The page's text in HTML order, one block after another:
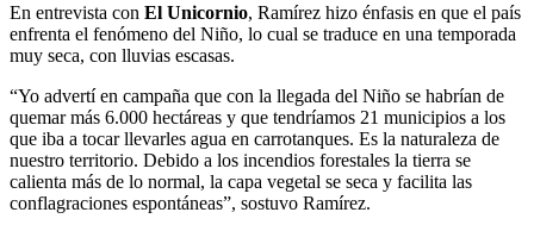
En entrevista con El Unicornio, Ramírez hizo énfasis en que el país
enfrenta el fenómeno del Niño, lo cual se traduce en una temporada
muy seca, con lluvias escasas.
“Yo advertí en campaña que con la llegada del Niño se habrían de
quemar más 6.000 hectáreas y que tendríamos 21 municipios a los
que iba a tocar llevarles agua en carrotanques. Es la naturaleza de
nuestro territorio. Debido a los incendios forestales la tierra se
calienta más de lo normal, la capa vegetal se seca y facilita las
conflagraciones espontáneas”, sostuvo Ramírez.